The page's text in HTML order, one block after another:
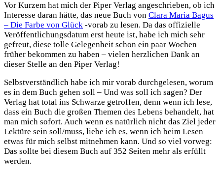
Vor Kurzem hat mich der Piper Verlag angeschrieben, ob ich
Interesse daran hätte, das neue Buch von Clara Maria Bagus
– Die Farbe von Glück -vorab zu lesen. Da das offizielle
Veröffentlichungsdatum erst heute ist, habe ich mich sehr
gefreut, diese tolle Gelegenheit schon ein paar Wochen
früher bekommen zu haben – vielen herzlichen Dank an
dieser Stelle an den Piper Verlag!
Selbstverständlich habe ich mir vorab durchgelesen, worum
es in dem Buch gehen soll – Und was soll ich sagen? Der
Verlag hat total ins Schwarze getroffen, denn wenn ich lese,
dass ein Buch die großen Themen des Lebens behandelt, hat
man mich sofort. Auch wenn es natürlich nicht das Ziel jeder
Lektüre sein soll/muss, liebe ich es, wenn ich beim Lesen
etwas für mich selbst mitnehmen kann. Und so viel vorweg:
Das sollte bei diesem Buch auf 352 Seiten mehr als erfüllt
werden.